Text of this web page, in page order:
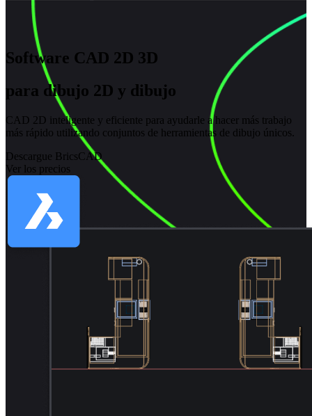
Software CAD 2D 3D
para dibujo 2D y dibujo
CAD 2D inteligente y eficiente para ayudarle a hacer más trabajo
más rápido utilizando conjuntos de herramientas de dibujo únicos.
Descargue BricsCAD
Ver los precios